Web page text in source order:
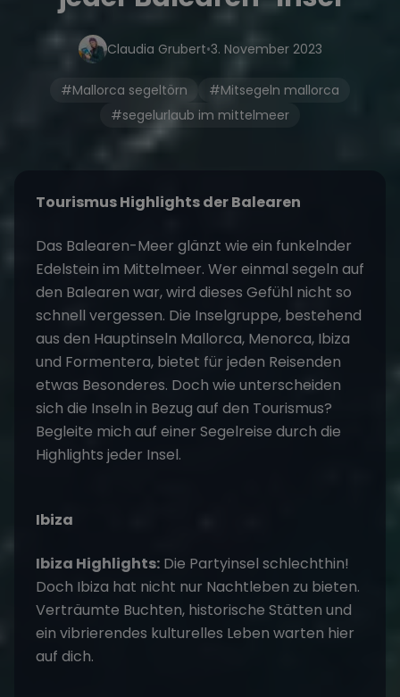
Claudia Grubert•3. November 2023
#Mallorca segeltörn
#Mitsegeln mallorca
#segelurlaub im mittelmeer
Tourismus Highlights der Balearen
Das Balearen-Meer glänzt wie ein funkelnder
Edelstein im Mittelmeer. Wer einmal segeln auf
den Balearen war, wird dieses Gefühl nicht so
schnell vergessen. Die Inselgruppe, bestehend
aus den Hauptinseln Mallorca, Menorca, Ibiza
und Formentera, bietet für jeden Reisenden
etwas Besonderes. Doch wie unterscheiden
sich die Inseln in Bezug auf den Tourismus?
Begleite mich auf einer Segelreise durch die
Highlights jeder Insel.
Ibiza
Ibiza Highlights: Die Partyinsel schlechthin!
Doch Ibiza hat nicht nur Nachtleben zu bieten.
Verträumte Buchten, historische Stätten und
ein vibrierendes kulturelles Leben warten hier
auf dich.